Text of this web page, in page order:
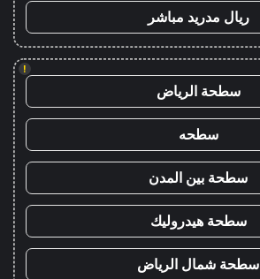
ريال مدريد مباشر
!
سطحة الرياض
سطحه
سطحة بين المدن
سطحة هيدروليك
سطحة شمال الرياض